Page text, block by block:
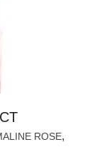
ROSE,